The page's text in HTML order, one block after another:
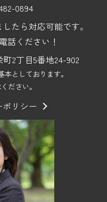
0894
たら対応可能です。
話ください！
2丁目5番地24-902
としております。
ださい。
ポリシー